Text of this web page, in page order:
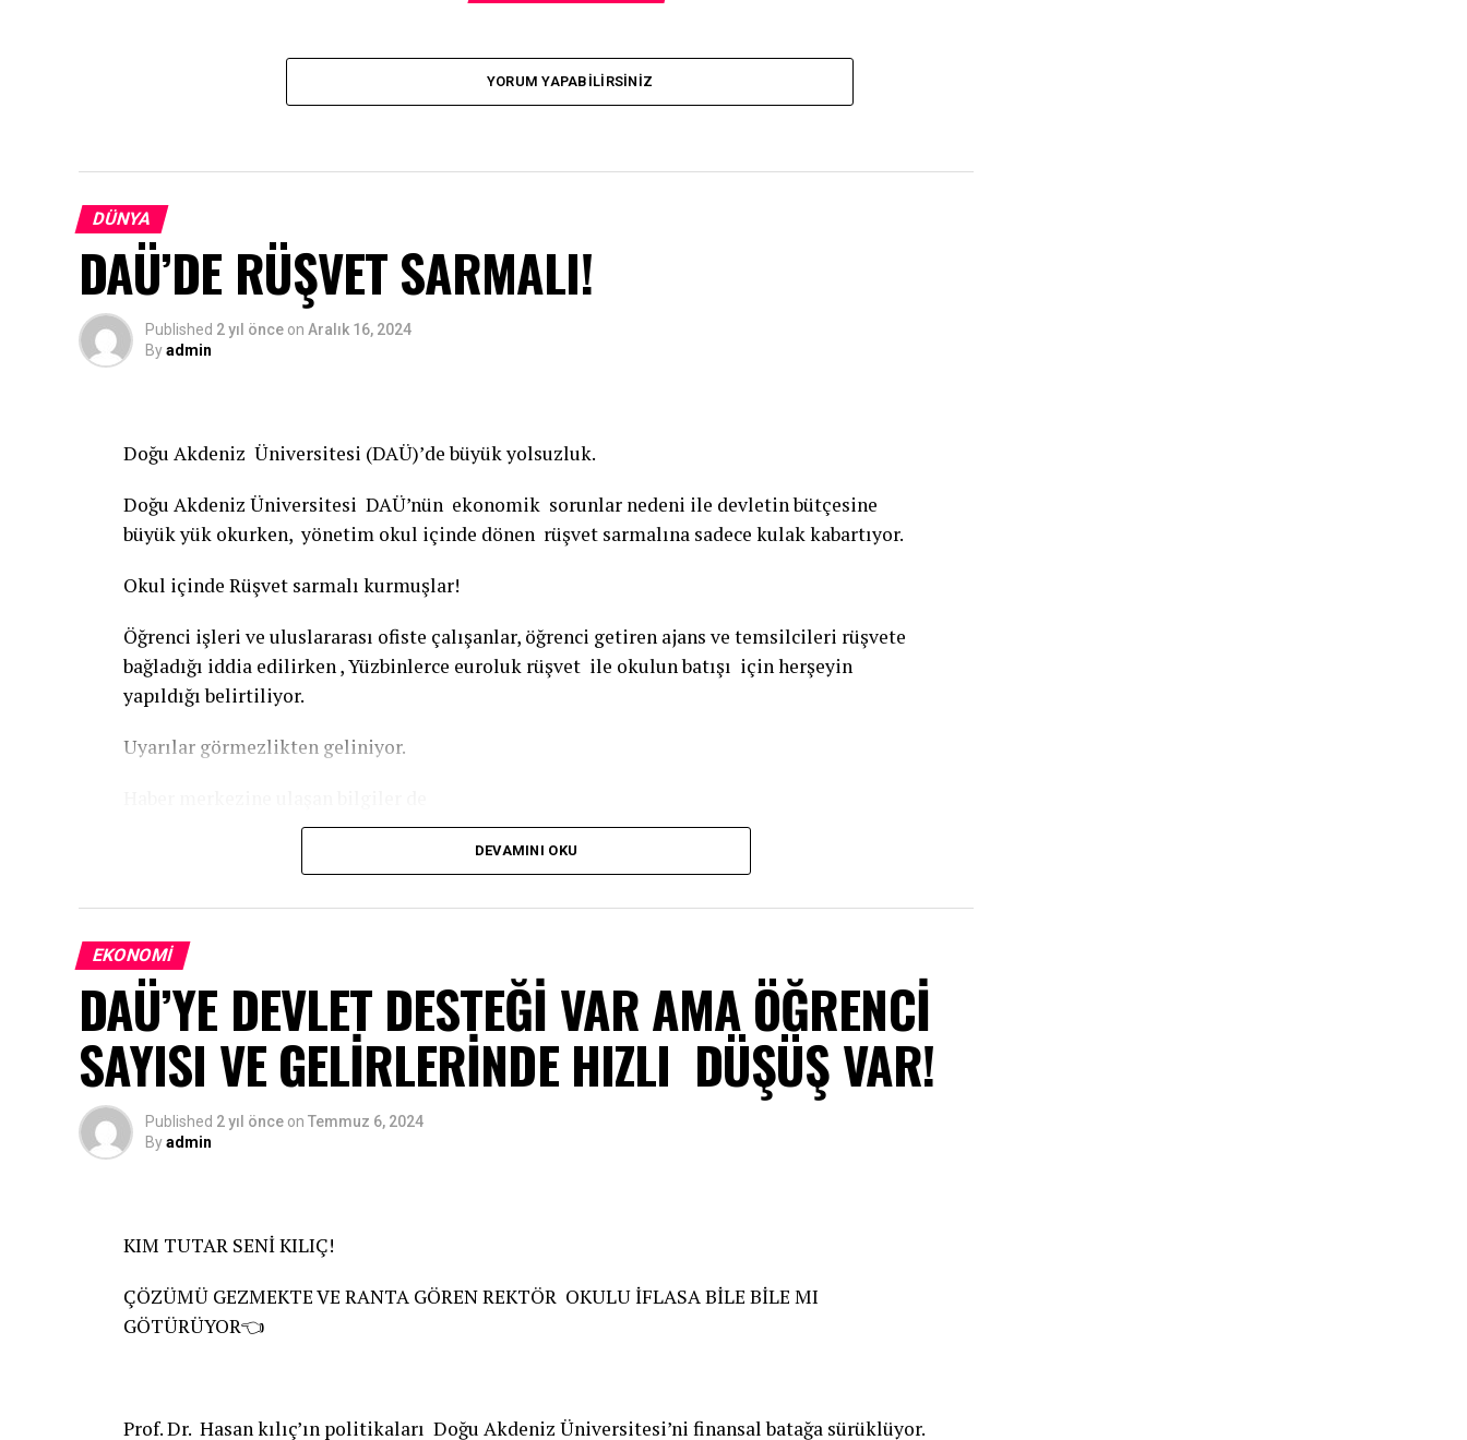
YORUM YAPABILIRSINIZ
DÜNYA
DAÜ’DE RÜŞVET SARMALI!
Published 2 yıl önce on Aralık 16, 2024
Byadmin
Doğu Akdeniz Üniversitesi (DAÜ)’de büyük yolsuzluk.
Doğu Akdeniz Üniversitesi DAÜ’nün ekonomik sorunlar nedeni ile devletin bütçesine
büyük yük okurken, yönetim okul içinde dönen rüşvet sarmalına sadece kulak kabartıyor.
Okul içinde Rüşvet sarmalı kurmuşlar!
Öğrenci işleri ve uluslararası ofiste çalışanlar, öğrenci getiren ajans ve temsilcileri rüşvete
bağladığı iddia edilirken , Yüzbinlerce euroluk rüşvet ile okulun batışı için herşeyin
yapıldığı belirtiliyor.
Uyarılar görmezlikten geliniyor.
İlgili makamlardan gelen uyarılara, Rektör kulak tıkıyor. İhbarlar sümenaltı ediliyor.
DEVAMINI OKU
EKONOMI
DAÜ’YE DEVLET DESTEĞİ VAR AMA ÖĞRENCİ
SAYISI VE GELİRLERİNDE HIZLI DÜŞÜŞ VAR!
Published 2 yıl önce on Temmuz 6, 2024
Byadmin
KIM TUTAR SENİ KILIÇ!
ÇÖZÜMÜ GEZMEKTE VE RANTA GÖREN REKTÖR OKULU İFLASA BİLE BİLE MI
GÖTÜRÜYOR👈
Prof. Dr. Hasan kılıç’ın politikaları Doğu Akdeniz Üniversitesi’ni finansal batağa sürüklüyor.